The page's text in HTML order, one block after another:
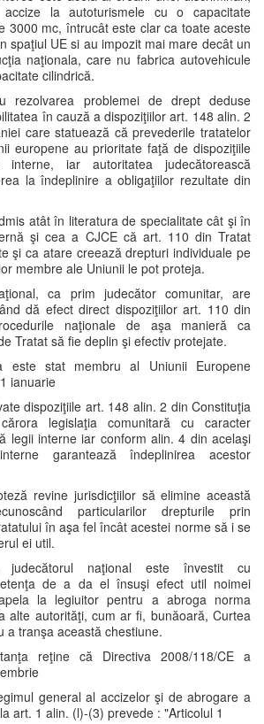
la autoturismele cu o capacitate
3000 mc, întrucât este clar ca toate aceste
spaţiul UE si au impozit mai mare decât un
naţionala, care nu fabrica autovehicule
cilindrică.
rezolvarea problemei de drept deduse
în cauză a dispoziţiilor art. 148 alin. 2
care statuează că prevederile tratatelor
europene au prioritate faţă de dispoziţiile
iar autoritatea judecătorească
la îndeplinire a obligaţiilor rezultate din
atât în literatura de specialitate cât şi în
şi cea a CJCE că art. 110 din Tratat
şi ca atare creează drepturi individuale pe
membre ale Uniunii le pot proteja.
ca prim judecător comunitar, are
dă efect direct dispoziţiilor art. 110 din
naţionale de aşa manieră ca
Tratat să fie deplin şi efectiv protejate.
este stat membru al Uniunii Europene
ianuarie
dispoziţiile art. 148 alin. 2 din Constituţia
legislaţia comunitară cu caracter
legii interne iar conform alin. 4 din acelaşi
garantează îndeplinirea acestor
revine jurisdicţiilor să elimine această
particularilor drepturile prin
în aşa fel încât acestei norme să i se
ei util.
judecătorul naţional este învestit cu
de a da el însuşi efect util noimei
la legiuitor pentru a abroga norma
alte autorităţi, cum ar fi, bunăoară, Curtea
a tranşa această chestiune.
reţine că Directiva 2008/118/CE a
general al accizelor şi de abrogare a
art. 1 alin. (l)-(3) prevede : "Articolul 1